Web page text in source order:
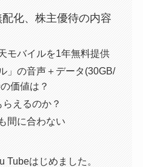
化、株主優待の内容
モバイルを1年無料提供
」の音声＋データ(30GB/
価値は？
えるのか？
間に合わない
Tubeはじめました。